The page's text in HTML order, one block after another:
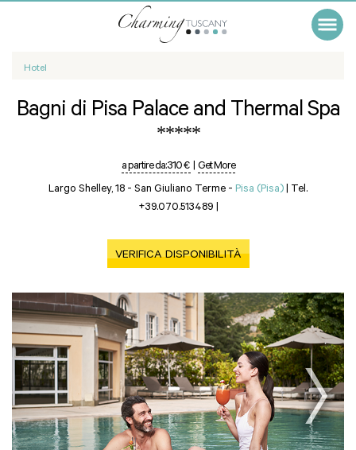
Hotel
Bagni di Pisa Palace and Thermal Spa
*****
a partire da:310 € | Get More
Largo Shelley, 18 - San Giuliano Terme - Pisa (Pisa) | Tel.
+39.070.513489 |
VERIFICA DISPONIBILITÀ